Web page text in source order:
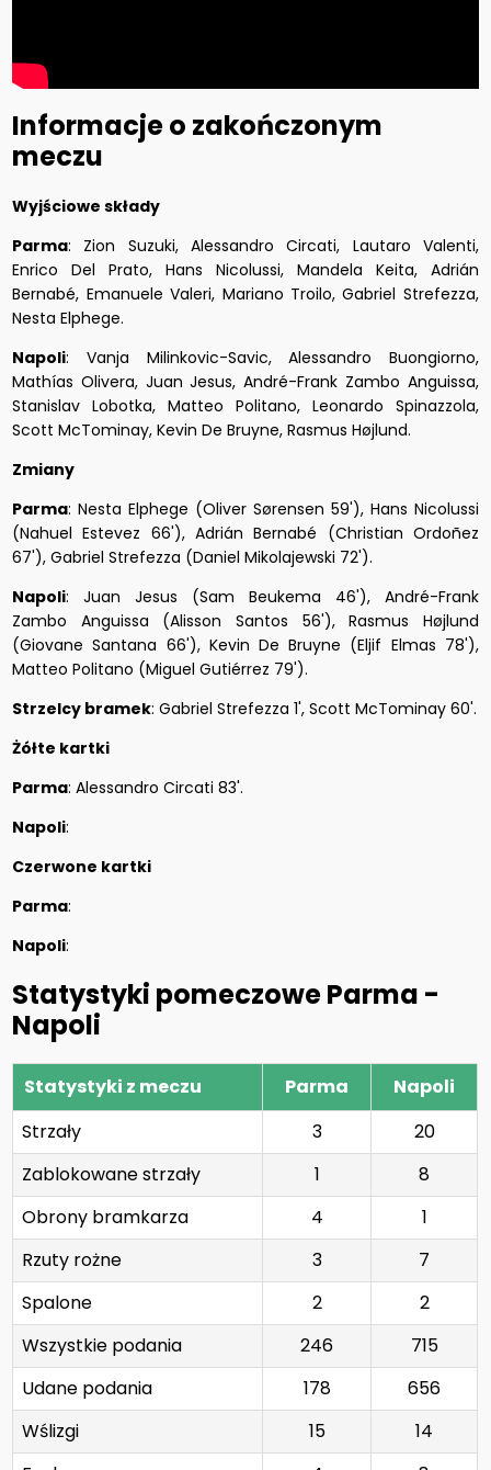
Informacje o zakończonym
meczu
Wyjściowe składy
Parma: Zion Suzuki, Alessandro Circati, Lautaro Valenti,
Enrico Del Prato, Hans Nicolussi, Mandela Keita, Adrián
Bernabé, Emanuele Valeri, Mariano Troilo, Gabriel Strefezza,
Nesta Elphege.
Napoli: Vanja Milinkovic-Savic, Alessandro Buongiorno,
Mathías Olivera, Juan Jesus, André-Frank Zambo Anguissa,
Stanislav Lobotka, Matteo Politano, Leonardo Spinazzola,
Scott McTominay, Kevin De Bruyne, Rasmus Højlund.
Zmiany
Parma: Nesta Elphege (Oliver Sørensen 59'), Hans Nicolussi
(Nahuel Estevez 66'), Adrián Bernabé (Christian Ordoñez
67'), Gabriel Strefezza (Daniel Mikolajewski 72').
Napoli: Juan Jesus (Sam Beukema 46'), André-Frank
Zambo Anguissa (Alisson Santos 56'), Rasmus Højlund
(Giovane Santana 66'), Kevin De Bruyne (Eljif Elmas 78'),
Matteo Politano (Miguel Gutiérrez 79').
Strzelcy bramek: Gabriel Strefezza 1', Scott McTominay 60'.
Żółte kartki
Parma: Alessandro Circati 83'.
Napoli:
Czerwone kartki
Parma:
Napoli:
Statystyki pomeczowe Parma -
Napoli
Statystyki z meczu Parma
Napoli
Strzały
3
20
Zablokowane strzały
1
8
Obrony bramkarza
4
1
Rzuty rożne
3
7
Spalone
2
2
Wszystkie podania
246
715
Udane podania
178
656
Wślizgi
15
14